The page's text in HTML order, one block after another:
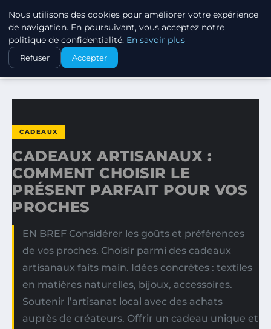
SWISSTALES
ACCUEIL
CADEAUX
CADEAUX ARTISANAUX : COMMENT CHOISIR LE PRÉSENT…
CADEAUX
CADEAUX ARTISANAUX :
COMMENT CHOISIR LE
PRÉSENT PARFAIT POUR VOS
PROCHES
EN BREF Considérer les goûts et préférences
de vos proches. Choisir parmi des cadeaux
artisanaux faits main. Idées concrètes : textiles
en matières naturelles, bijoux, accessoires.
Soutenir l’artisanat local avec des achats
auprès de créateurs. Offrir un cadeau unique et
Nous utilisons des cookies pour améliorer votre expérience
de navigation. En poursuivant, vous acceptez notre
politique de confidentialité. En savoir plus
Refuser Accepter